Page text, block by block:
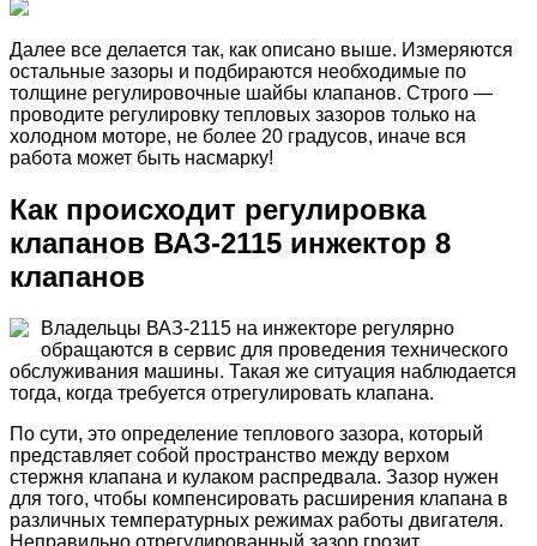
Далее все делается так, как описано выше. Измеряются
остальные зазоры и подбираются необходимые по
толщине регулировочные шайбы клапанов. Строго —
проводите регулировку тепловых зазоров только на
холодном моторе, не более 20 градусов, иначе вся
работа может быть насмарку!
Как происходит регулировка
клапанов ВАЗ-2115 инжектор 8
клапанов
Владельцы ВАЗ-2115 на инжекторе регулярно
обращаются в сервис для проведения технического
обслуживания машины. Такая же ситуация наблюдается
тогда, когда требуется отрегулировать клапана.
По сути, это определение теплового зазора, который
представляет собой пространство между верхом
стержня клапана и кулаком распредвала. Зазор нужен
для того, чтобы компенсировать расширения клапана в
различных температурных режимах работы двигателя.
Неправильно отрегулированный зазор грозит